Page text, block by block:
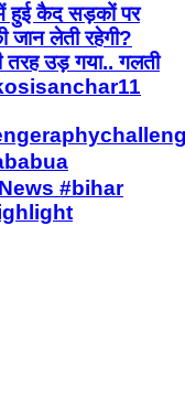
हुई कैद सड़कों पर
जान लेती रहेगी?
तरह उड़ गया.. गलती
#bihar